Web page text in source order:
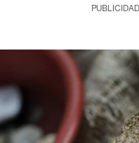
PUBLICIDAD